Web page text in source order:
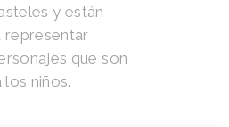
y están
representar
que son
niños.